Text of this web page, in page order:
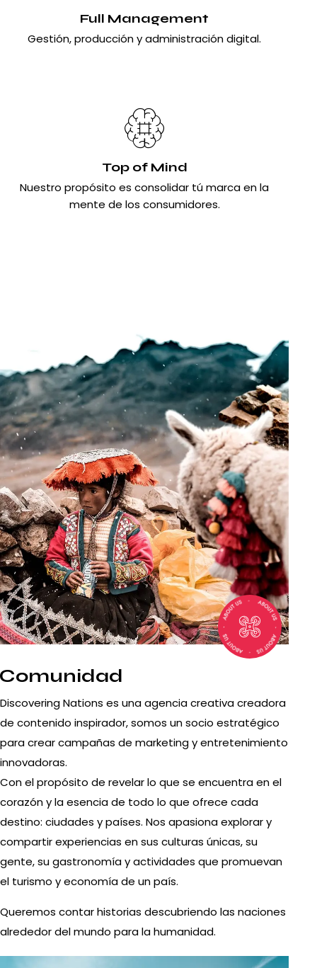
Full Management
Gestión, producción y administración digital.
Top of Mind
Nuestro propósito es consolidar tú marca en la
mente de los consumidores.
Comunidad
Discovering Nations es una agencia creativa creadora
de contenido inspirador, somos un socio estratégico
para crear campañas de marketing y entretenimiento
innovadoras.
Con el propósito de revelar lo que se encuentra en el
corazón y la esencia de todo lo que ofrece cada
destino: ciudades y países. Nos apasiona explorar y
compartir experiencias en sus culturas únicas, su
gente, su gastronomía y actividades que promuevan
el turismo y economía de un país.
Queremos contar historias descubriendo las naciones
alrededor del mundo para la humanidad.